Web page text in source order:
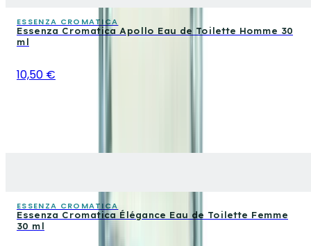
ESSENZA CROMATICA
Essenza Cromatica Apollo Eau de Toilette Homme 30
ml
10,50 €
ESSENZA CROMATICA
Essenza Cromatica Élégance Eau de Toilette Femme
30 ml